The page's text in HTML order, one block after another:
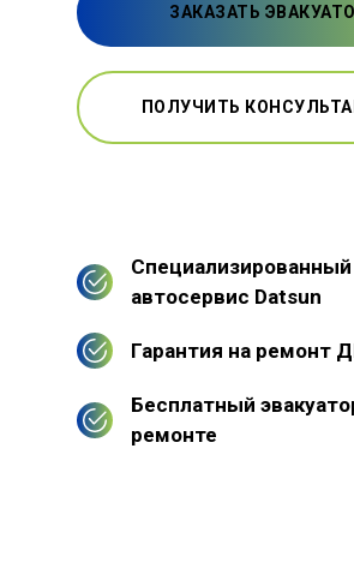
ЗАКАЗАТЬ
ПОЛУЧИТЬ
Специализированный
автосервис Datsun
Гарантия на ремонт
Бесплатный
ремонте